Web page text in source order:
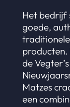
Het
goede,
traditionele
producten.
de Vegter’s
Matzes
een